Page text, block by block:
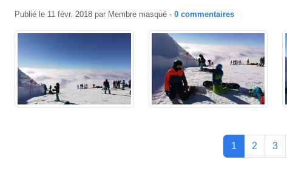
Publié le 11 févr. 2018 par Membre masqué - 0 commentaires
1 2 3